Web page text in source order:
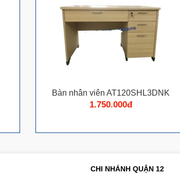
Bàn nhân viên AT120SHL3DNK
1.750.000đ
CHI NHÁNH QUẬN 12